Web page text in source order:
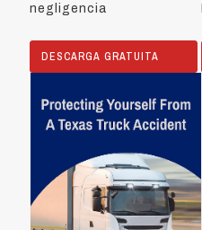
negligencia
DESCARGA GRATUITA